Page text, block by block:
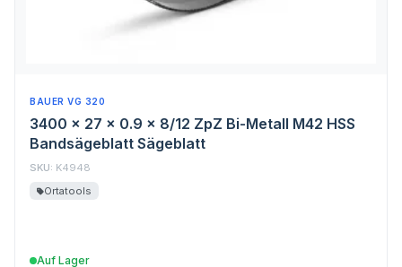
BAUER VG 320
3400 x 27 x 0.9 x 8/12 ZpZ Bi-Metall M42 HSS
Bandsägeblatt Sägeblatt
SKU: K4948
Ortatools
Auf Lager